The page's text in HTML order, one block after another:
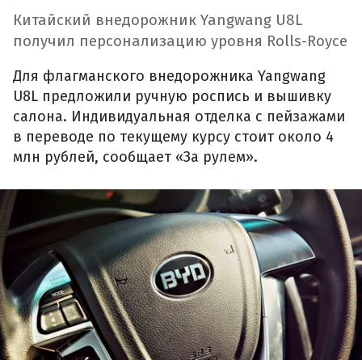
Китайский внедорожник Yangwang U8L
получил персонализацию уровня Rolls-Royce
Для флагманского внедорожника Yangwang
U8L предложили ручную роспись и вышивку
салона. Индивидуальная отделка с пейзажами
в переводе по текущему курсу стоит около 4
млн рублей, сообщает «За рулем».